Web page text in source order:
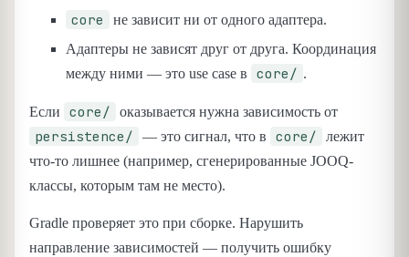
core
не зависит ни от одного адаптера.
Адаптеры не зависят друг от друга. Координация
между ними — это use case в
core/ .
Если core/ оказывается нужна зависимость от
persistence/ — это сигнал, что в core/
лежит
что-то лишнее (например, сгенерированные JOOQ-
классы, которым там не место).
Gradle проверяет это при сборке. Нарушить
направление зависимостей — получить ошибку